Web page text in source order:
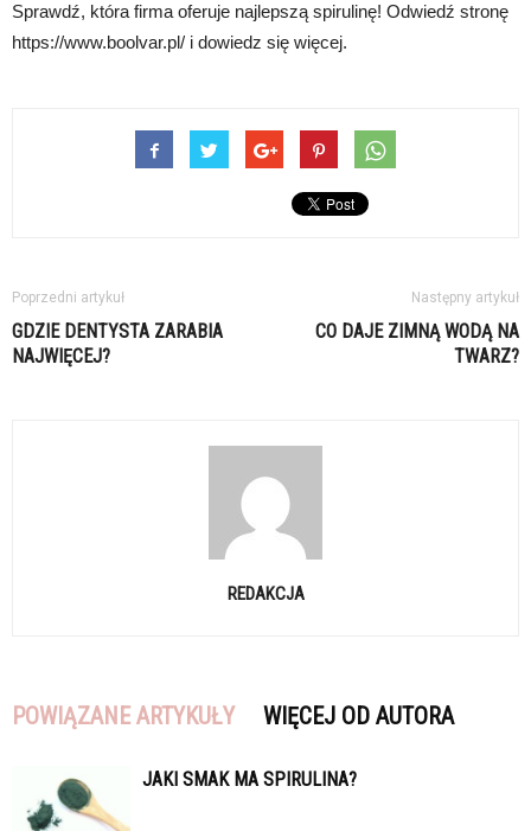
Sprawdź, która firma oferuje najlepszą spirulinę! Odwiedź stronę
https://www.boolvar.pl/ i dowiedz się więcej.
Poprzedni artykuł
GDZIE DENTYSTA ZARABIA
NAJWIĘCEJ?
Następny artykuł
CO DAJE ZIMNĄ WODĄ NA
TWARZ?
REDAKCJA
POWIĄZANE ARTYKUŁY WIĘCEJ OD AUTORA
JAKI SMAK MA SPIRULINA?